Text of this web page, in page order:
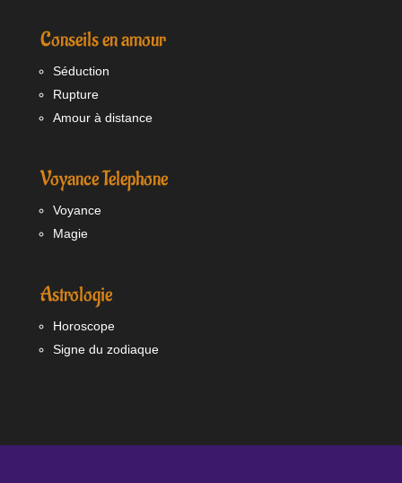
Conseils en amour
Séduction
Rupture
Amour à distance
Voyance Telephone
Voyance
Magie
Astrologie
Horoscope
Signe du zodiaque